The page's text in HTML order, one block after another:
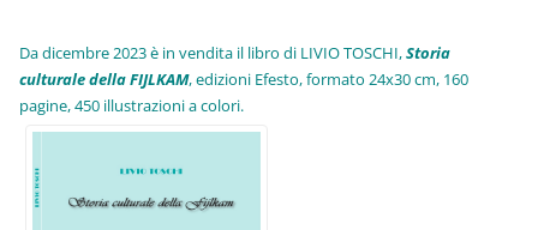
Da dicembre 2023 è in vendita il libro di LIVIO TOSCHI,Storia
culturale della FIJLKAM, edizioni Efesto, formato 24x30 cm, 160
pagine, 450 illustrazioni a colori.